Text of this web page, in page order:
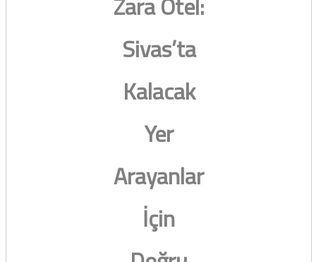
Sivas’ta
Kalacak
Yer
Arayanlar
İçin